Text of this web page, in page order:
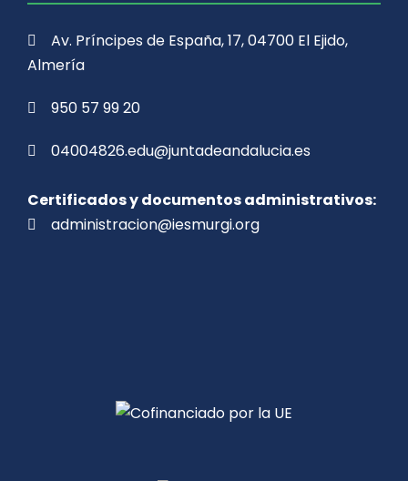
Av. Príncipes de España, 17, 04700 El Ejido,
Almería
950 57 99 20
04004826.edu@juntadeandalucia.es
Certificados y documentos administrativos:
administracion@iesmurgi.org